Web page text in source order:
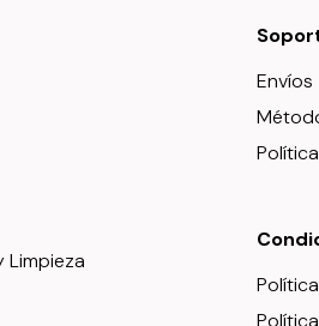
Limpieza
Envíos